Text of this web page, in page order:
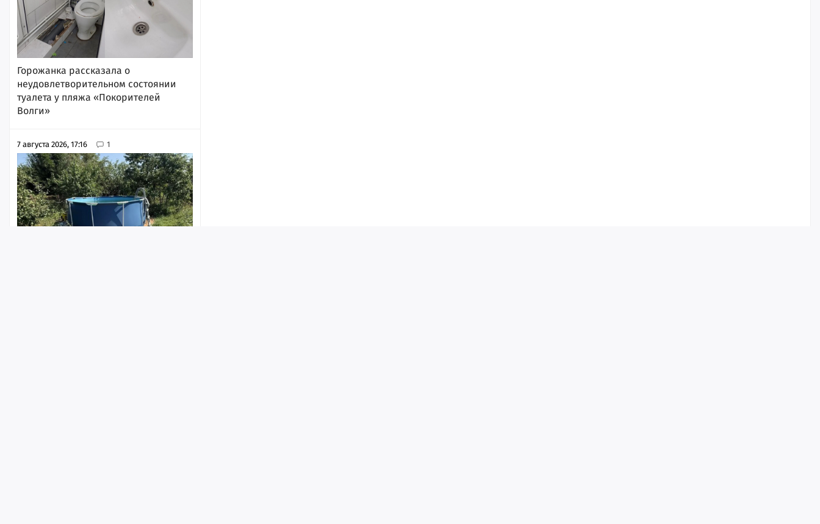
Горожанка рассказала о
неудовлетворительном состоянии
туалета у пляжа «Покорителей
Волги»
7 августа 2026, 17:16 1